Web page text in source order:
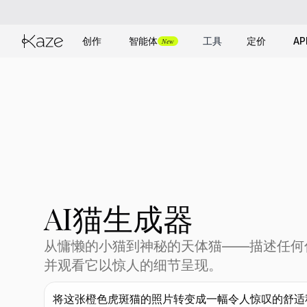
创作 智能体 New 工具 定价
AI猫生成器
从慵懒的小猫到神秘的天体猫——描述任何
并观看它以惊人的细节呈现。